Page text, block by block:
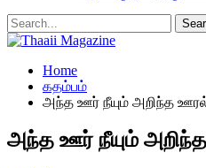
Home
கதம்பம்
அந்த ஊர் நீயும் அறிந்த
அந்த ஊர் நீயும்